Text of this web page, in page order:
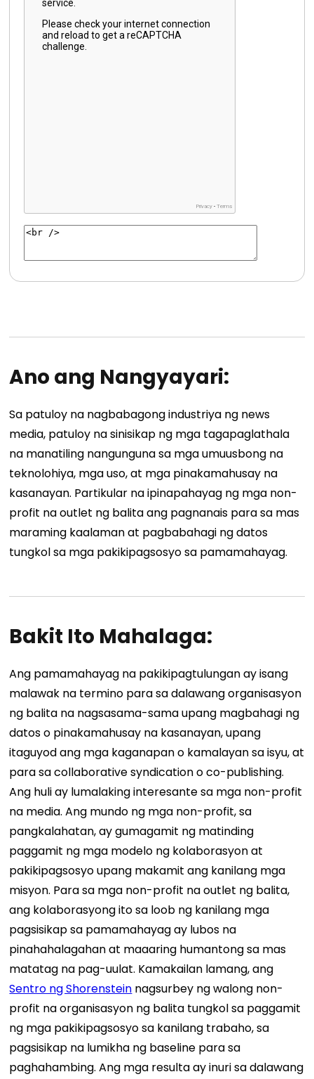
Ano ang Nangyayari:
Sa patuloy na nagbabagong industriya ng news
media, patuloy na sinisikap ng mga tagapaglathala
na manatiling nangunguna sa mga umuusbong na
teknolohiya, mga uso, at mga pinakamahusay na
kasanayan. Partikular na ipinapahayag ng mga non-
profit na outlet ng balita ang pagnanais para sa mas
maraming kaalaman at pagbabahagi ng datos
tungkol sa mga pakikipagsosyo sa pamamahayag.
Bakit Ito Mahalaga:
Ang pamamahayag na pakikipagtulungan ay isang
malawak na termino para sa dalawang organisasyon
ng balita na nagsasama-sama upang magbahagi ng
datos o pinakamahusay na kasanayan, upang
itaguyod ang mga kaganapan o kamalayan sa isyu, at
para sa collaborative syndication o co-publishing.
Ang huli ay lumalaking interesante sa mga non-profit
na media. Ang mundo ng mga non-profit, sa
pangkalahatan, ay gumagamit ng matinding
paggamit ng mga modelo ng kolaborasyon at
pakikipagsosyo upang makamit ang kanilang mga
misyon. Para sa mga non-profit na outlet ng balita,
ang kolaborasyong ito sa loob ng kanilang mga
pagsisikap sa pamamahayag ay lubos na
pinahahalagahan at maaaring humantong sa mas
matatag na pag-uulat. Kamakailan lamang, ang
Sentro ng Shorenstein nagsurbey ng walong non-
profit na organisasyon ng balita tungkol sa paggamit
ng mga pakikipagsosyo sa kanilang trabaho, sa
pagsisikap na lumikha ng baseline para sa
paghahambing. Ang mga resulta ay inuri sa dalawang